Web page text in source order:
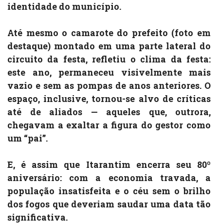
identidade do município.
Até mesmo o camarote do prefeito (foto em
destaque) montado em uma parte lateral do
circuito da festa, refletiu o clima da festa:
este ano, permaneceu visivelmente mais
vazio e sem as pompas de anos anteriores. O
espaço, inclusive, tornou-se alvo de críticas
até de aliados — aqueles que, outrora,
chegavam a exaltar a figura do gestor como
um “pai”.
E, é assim que Itarantim encerra seu 80º
aniversário: com a economia travada, a
população insatisfeita e o céu sem o brilho
dos fogos que deveriam saudar uma data tão
significativa.